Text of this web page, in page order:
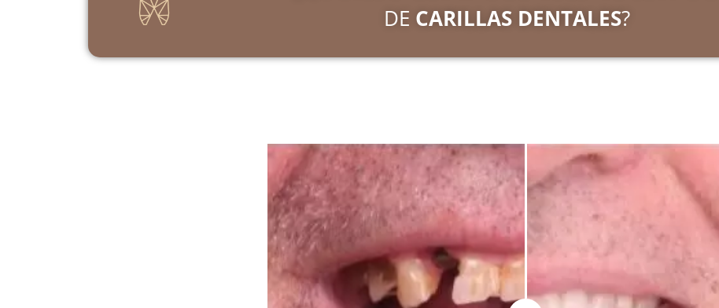
DE CARILLAS DENTALES?